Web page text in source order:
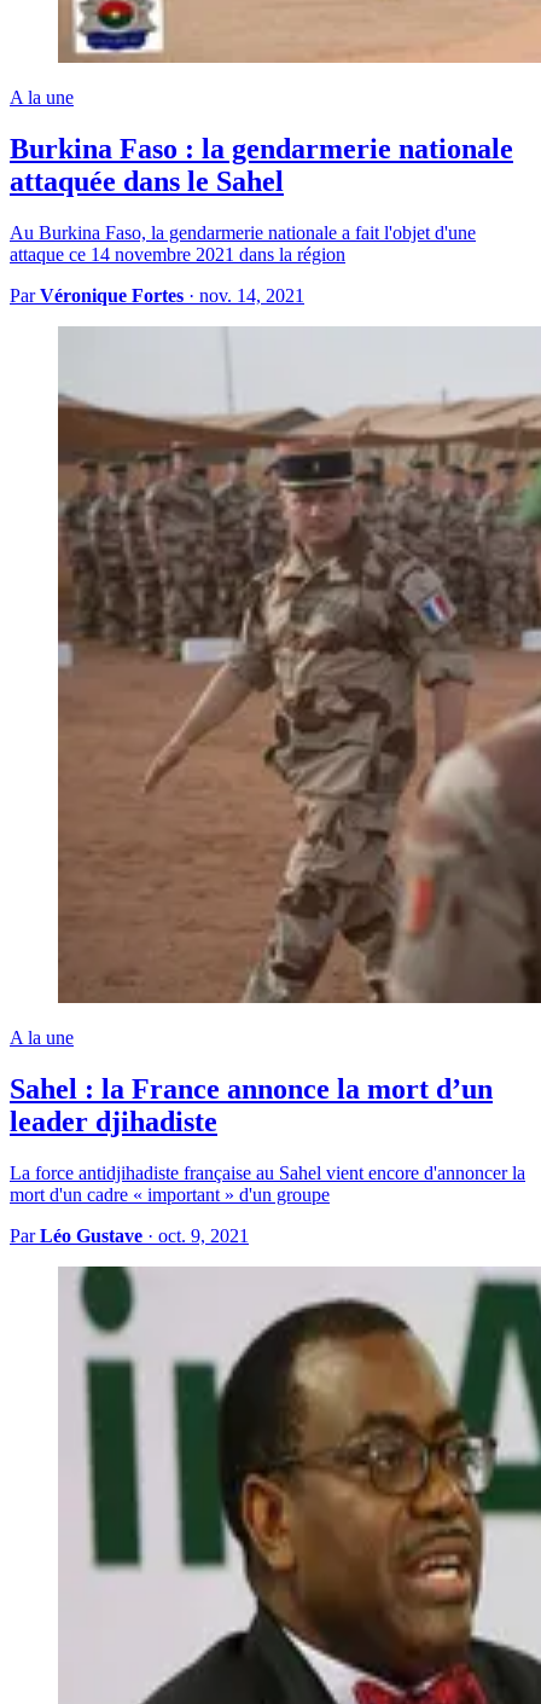
A la une
Burkina Faso : la gendarmerie nationale
attaquée dans le Sahel
Au Burkina Faso, la gendarmerie nationale a fait l'objet d'une
attaque ce 14 novembre 2021 dans la région
ParVéronique Fortes · nov. 14, 2021
A la une
Sahel : la France annonce la mort d’un
leader djihadiste
La force antidjihadiste française au Sahel vient encore d'annoncer la
mort d'un cadre « important » d'un groupe
ParLéo Gustave · oct. 9, 2021